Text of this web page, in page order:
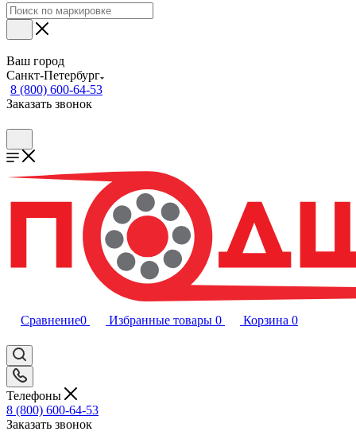
Ваш город
Санкт-Петербург
8 (800) 600-64-53
Заказать звонок
Сравнение0 Избранные товары 0 Корзина 0
Телефоны
8 (800) 600-64-53
Заказать звонок